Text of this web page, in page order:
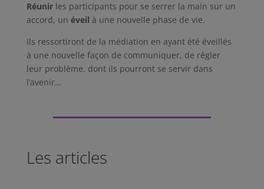
Réunirles participants pour se serrer la main sur un
accord, un éveil à une nouvelle phase de vie.
Ils ressortiront de la médiation en ayant été éveillés
à une nouvelle façon de communiquer, de régler
leur problème, dont ils pourront se servir dans
l’avenir…
Les articles